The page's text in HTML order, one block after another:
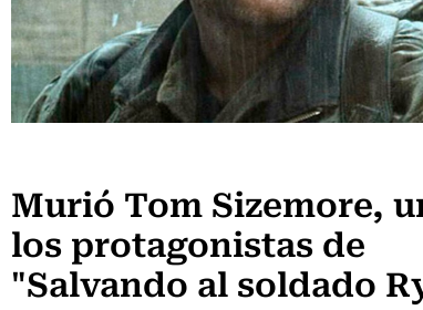
Murió Tom Sizemore,
los protagonistas de
"Salvando al soldado